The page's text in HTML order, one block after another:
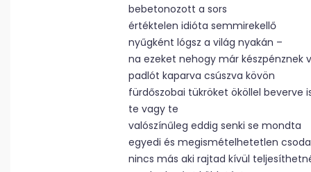
bebetonozott a sors
értéktelen idióta semmirekellő
nyűgként lógsz a világ nyakán –
na ezeket nehogy már készpénznek
padlót kaparva csúszva kövön
fürdőszobai tükröket ököllel beverve
te vagy te
valószínűleg eddig senki se mondta
egyedi és megismételhetetlen
nincs más aki rajtad kívül